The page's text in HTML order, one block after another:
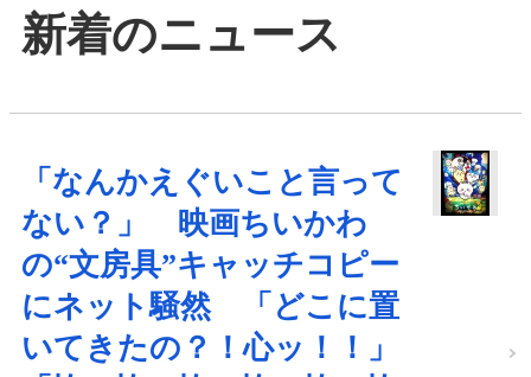
新着のニュース
「なんかえぐいこと言って
ない？」 映画ちいかわ
の“文房具”キャッチコピー
にネット騒然 「どこに置
いてきたの？！心ッ！！」